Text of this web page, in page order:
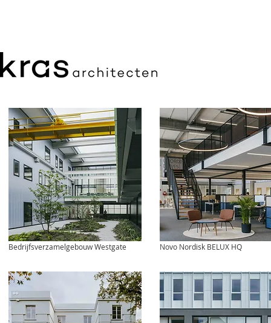
Bedrijfsverzamelgebouw Westgate Novo Nordisk BELUX HQ